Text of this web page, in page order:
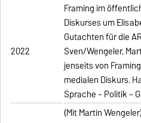
2022
Framing im
Diskurses um
Gutachten für die
Sven/Wengeler,
jenseits von
medialen Diskurs.
Sprache – Politik –
(Mit Martin